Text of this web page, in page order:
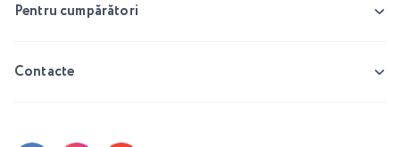
Pentru cumpărători
Contacte